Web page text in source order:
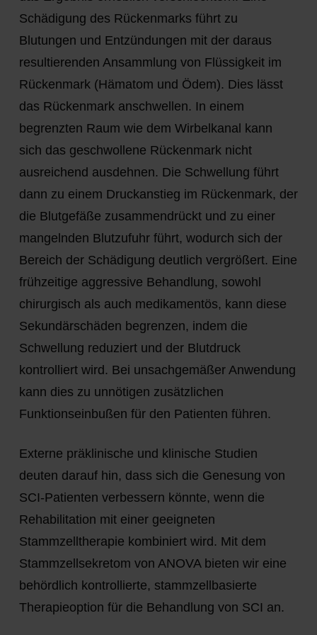
Schädigung des Rückenmarks führt zu
Blutungen und Entzündungen mit der daraus
resultierenden Ansammlung von Flüssigkeit im
Rückenmark (Hämatom und Ödem). Dies lässt
das Rückenmark anschwellen. In einem
begrenzten Raum wie dem Wirbelkanal kann
sich das geschwollene Rückenmark nicht
ausreichend ausdehnen. Die Schwellung führt
dann zu einem Druckanstieg im Rückenmark, der
die Blutgefäße zusammendrückt und zu einer
mangelnden Blutzufuhr führt, wodurch sich der
Bereich der Schädigung deutlich vergrößert. Eine
frühzeitige aggressive Behandlung, sowohl
chirurgisch als auch medikamentös, kann diese
Sekundärschäden begrenzen, indem die
Schwellung reduziert und der Blutdruck
kontrolliert wird. Bei unsachgemäßer Anwendung
kann dies zu unnötigen zusätzlichen
Funktionseinbußen für den Patienten führen.
Externe präklinische und klinische Studien
deuten darauf hin, dass sich die Genesung von
SCI-Patienten verbessern könnte, wenn die
Rehabilitation mit einer geeigneten
Stammzelltherapie kombiniert wird. Mit dem
Stammzellsekretom von ANOVA bieten wir eine
behördlich kontrollierte, stammzellbasierte
Therapieoption für die Behandlung von SCI an.